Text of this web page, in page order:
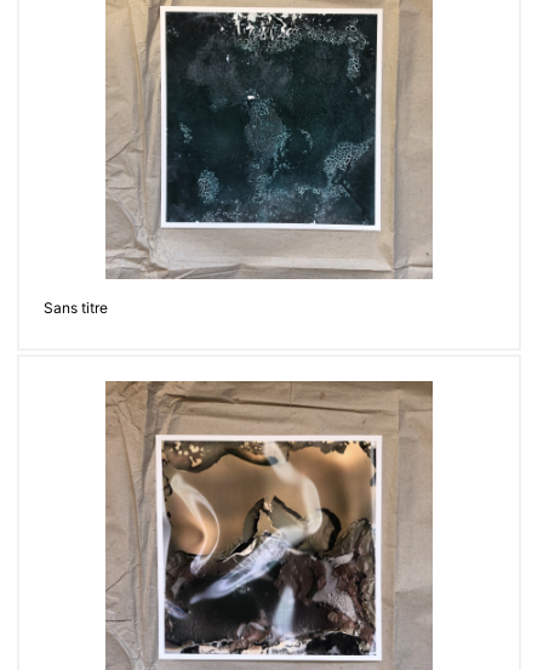
Sans titre